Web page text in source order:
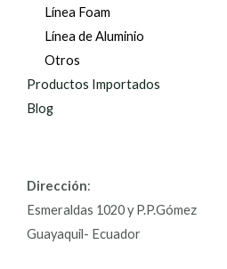
Línea Foam
Línea de Aluminio
Otros
Productos Importados
Blog
Dirección:
Esmeraldas 1020 y P.P.Gómez
Guayaquil- Ecuador